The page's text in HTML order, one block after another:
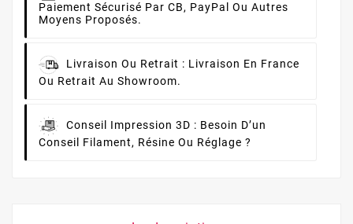
Paiement Sécurisé Par CB, PayPal Ou Autres
Moyens Proposés.
Livraison Ou Retrait : Livraison En France
Ou Retrait Au Showroom.
Conseil Impression 3D : Besoin D’un
Conseil Filament, Résine Ou Réglage ?